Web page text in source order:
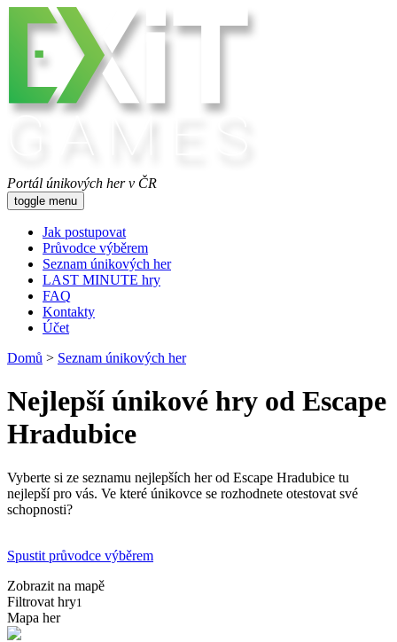
Portál únikových her v ČR
toggle menu
Jak postupovat
Průvodce výběrem
Seznam únikových her
LAST MINUTE hry
FAQ
Kontakty
Účet
Domů > Seznam únikových her
Nejlepší únikové hry od Escape
Hradubice
Vyberte si ze seznamu nejlepších her od Escape Hradubice tu
nejlepší pro vás. Ve které únikovce se rozhodnete otestovat své
schopnosti?
Spustit průvodce výběrem
Zobrazit na mapě
Filtrovat hry1
Mapa her